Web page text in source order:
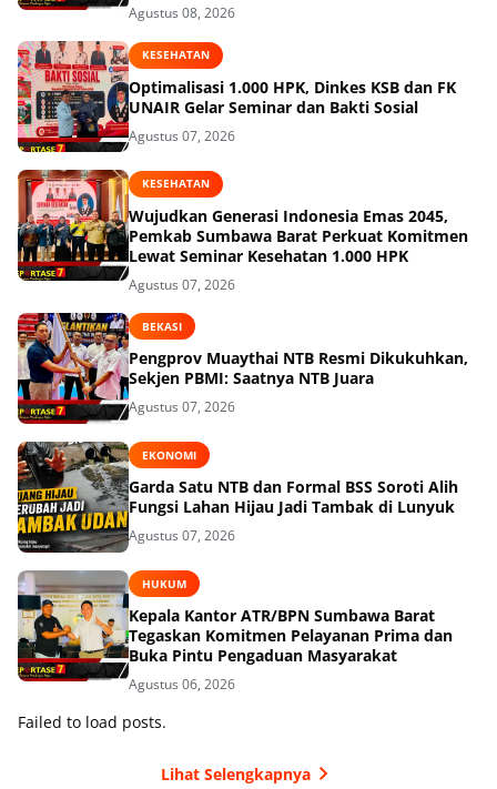
Agustus 08, 2026
KESEHATAN
Optimalisasi 1.000 HPK, Dinkes KSB dan FK
UNAIR Gelar Seminar dan Bakti Sosial
Agustus 07, 2026
KESEHATAN
Wujudkan Generasi Indonesia Emas 2045,
Pemkab Sumbawa Barat Perkuat Komitmen
Lewat Seminar Kesehatan 1.000 HPK
Agustus 07, 2026
BEKASI
Pengprov Muaythai NTB Resmi Dikukuhkan,
Sekjen PBMI: Saatnya NTB Juara
Agustus 07, 2026
EKONOMI
Garda Satu NTB dan Formal BSS Soroti Alih
Fungsi Lahan Hijau Jadi Tambak di Lunyuk
Agustus 07, 2026
HUKUM
Kepala Kantor ATR/BPN Sumbawa Barat
Tegaskan Komitmen Pelayanan Prima dan
Buka Pintu Pengaduan Masyarakat
Agustus 06, 2026
Failed to load posts.
Lihat Selengkapnya